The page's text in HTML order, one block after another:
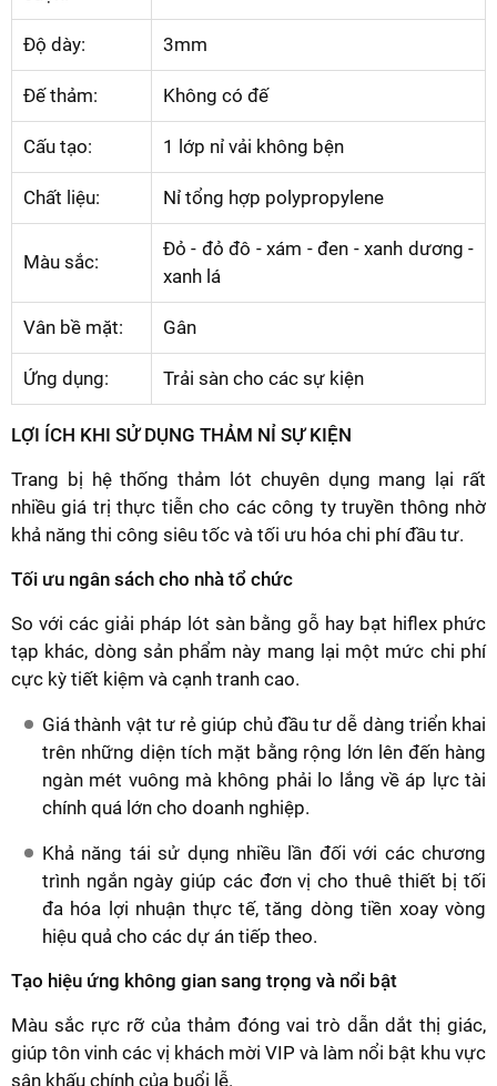
Độ dày: 3mm
Đế thảm: Không có đế
Cấu tạo: 1 lớp nỉ vải không bện
Chất liệu: Nỉ tổng hợp polypropylene
Màu sắc:
Đỏ - đỏ đô - xám - đen - xanh dương -
xanh lá
Vân bề mặt: Gân
Ứng dụng: Trải sàn cho các sự kiện
LỢI ÍCH KHI SỬ DỤNG THẢM NỈ SỰ KIỆN
Trang bị hệ thống thảm lót chuyên dụng mang lại rất
nhiều giá trị thực tiễn cho các công ty truyền thông nhờ
khả năng thi công siêu tốc và tối ưu hóa chi phí đầu tư.
Tối ưu ngân sách cho nhà tổ chức
So với các giải pháp lót sàn bằng gỗ hay bạt hiflex phức
tạp khác, dòng sản phẩm này mang lại một mức chi phí
cực kỳ tiết kiệm và cạnh tranh cao.
Giá thành vật tư rẻ giúp chủ đầu tư dễ dàng triển khai
trên những diện tích mặt bằng rộng lớn lên đến hàng
ngàn mét vuông mà không phải lo lắng về áp lực tài
chính quá lớn cho doanh nghiệp.
Khả năng tái sử dụng nhiều lần đối với các chương
trình ngắn ngày giúp các đơn vị cho thuê thiết bị tối
đa hóa lợi nhuận thực tế, tăng dòng tiền xoay vòng
hiệu quả cho các dự án tiếp theo.
Tạo hiệu ứng không gian sang trọng và nổi bật
Màu sắc rực rỡ của thảm đóng vai trò dẫn dắt thị giác,
giúp tôn vinh các vị khách mời VIP và làm nổi bật khu vực
sân khấu chính của buổi lễ.